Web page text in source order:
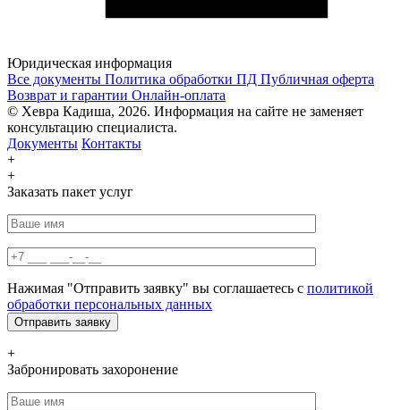
Юридическая информация
Все документы Политика обработки ПД Публичная оферта
Возврат и гарантии Онлайн-оплата
© Хевра Кадиша, 2026. Информация на сайте не заменяет
консультацию специалиста.
Документы Контакты
+
+
Заказать пакет услуг
Нажимая "Отправить заявку" вы соглашаетесь с политикой
обработки персональных данных
+
Забронировать захоронение